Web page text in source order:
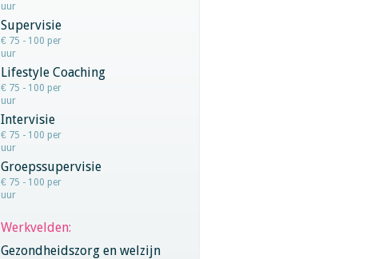
uur
Supervisie
€ 75 - 100 per
uur
Lifestyle Coaching
€ 75 - 100 per
uur
Intervisie
€ 75 - 100 per
uur
Groepssupervisie
€ 75 - 100 per
uur
Werkvelden:
Gezondheidszorg en welzijn